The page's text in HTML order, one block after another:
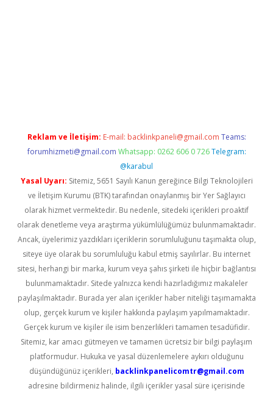
Reklam ve İletişim: E-mail: backlinkpaneli@gmail.com Teams:
forumhizmeti@gmail.com Whatsapp: 0262 606 0 726 Telegram:
@karabul
Yasal Uyarı: Sitemiz, 5651 Sayılı Kanun gereğince Bilgi Teknolojileri
ve İletişim Kurumu (BTK) tarafından onaylanmış bir Yer Sağlayıcı
olarak hizmet vermektedir. Bu nedenle, sitedeki içerikleri proaktif
olarak denetleme veya araştırma yükümlülüğümüz bulunmamaktadır.
Ancak, üyelerimiz yazdıkları içeriklerin sorumluluğunu taşımakta olup,
siteye üye olarak bu sorumluluğu kabul etmiş sayılırlar. Bu internet
sitesi, herhangi bir marka, kurum veya şahıs şirketi ile hiçbir bağlantısı
bulunmamaktadır. Sitede yalnızca kendi hazırladığımız makaleler
paylaşılmaktadır. Burada yer alan içerikler haber niteliği taşımamakta
olup, gerçek kurum ve kişiler hakkında paylaşım yapılmamaktadır.
Gerçek kurum ve kişiler ile isim benzerlikleri tamamen tesadüfidir.
Sitemiz, kar amacı gütmeyen ve tamamen ücretsiz bir bilgi paylaşım
platformudur. Hukuka ve yasal düzenlemelere aykırı olduğunu
düşündüğünüz içerikleri, backlinkpanelicomtr@gmail.com
adresine bildirmeniz halinde, ilgili içerikler yasal süre içerisinde